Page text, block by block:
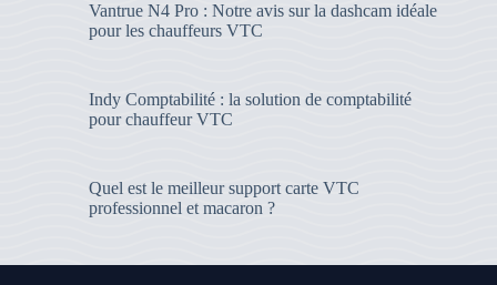
Vantrue N4 Pro : Notre avis sur la dashcam idéale
pour les chauffeurs VTC
Indy Comptabilité : la solution de comptabilité
pour chauffeur VTC
Quel est le meilleur support carte VTC
professionnel et macaron ?